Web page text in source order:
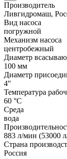
Производитель
Ливгидромаш,
Вид насоса
погружной
Механизм насоса
центробежный
Диаметр
100 мм
Диаметр
4″
Температура
60 °С
Среда
вода
883 л/мин (53000
Страна
Россия